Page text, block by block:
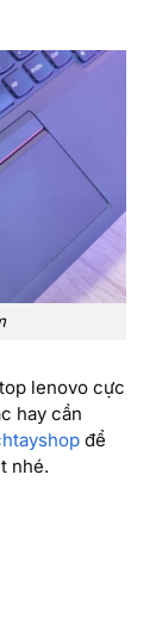
lenovo cực
hay cần
để
nhé.